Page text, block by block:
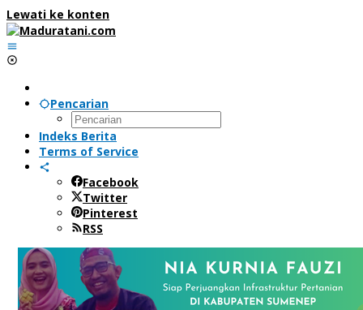
Lewati ke konten
Pencarian
Indeks Berita
Terms of Service
Facebook
Twitter
Pinterest
RSS